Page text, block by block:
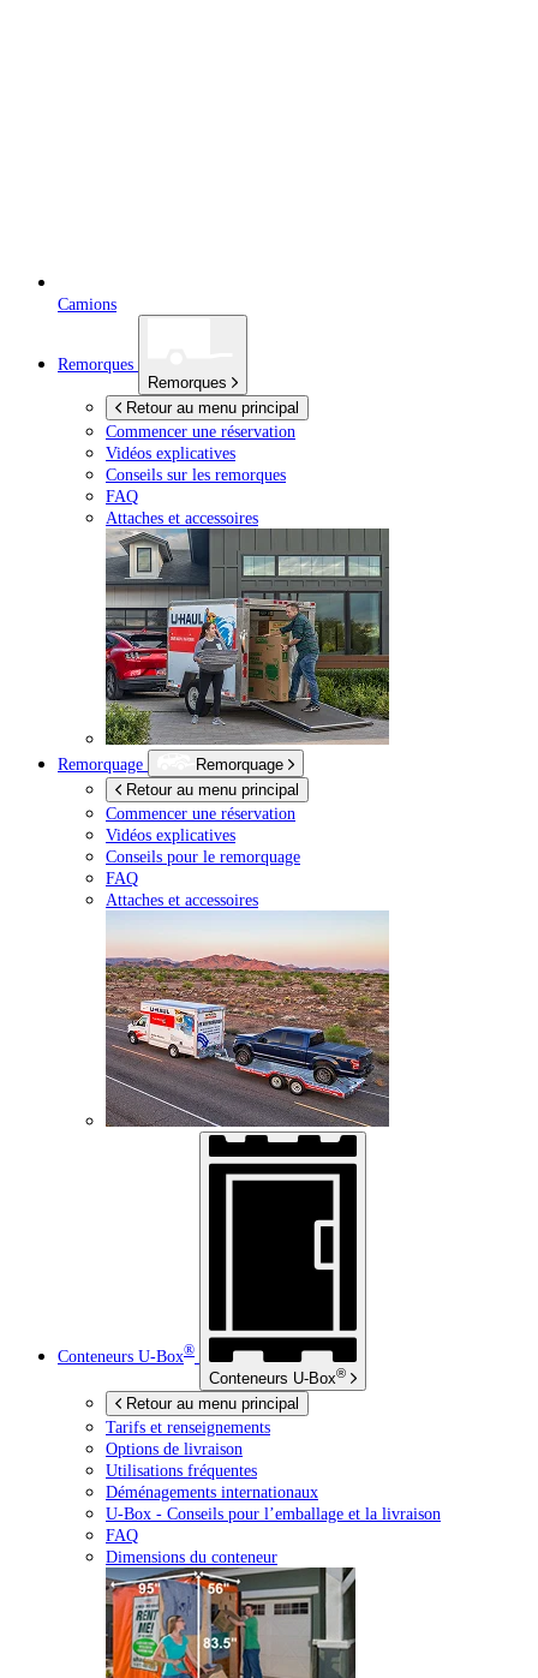
Camions
Remorques
Remorques
Retour au menu principal
Commencer une réservation
Vidéos explicatives
Conseils sur les remorques
FAQ
Attaches et accessoires
Remorquage
Remorquage
Retour au menu principal
Commencer une réservation
Vidéos explicatives
Conseils pour le remorquage
FAQ
Attaches et accessoires
Conteneurs U-Box®
Conteneurs U-Box®
Retour au menu principal
Tarifs et renseignements
Options de livraison
Utilisations fréquentes
Déménagements internationaux
U-Box - Conseils pour l’emballage et la livraison
FAQ
Dimensions du conteneur